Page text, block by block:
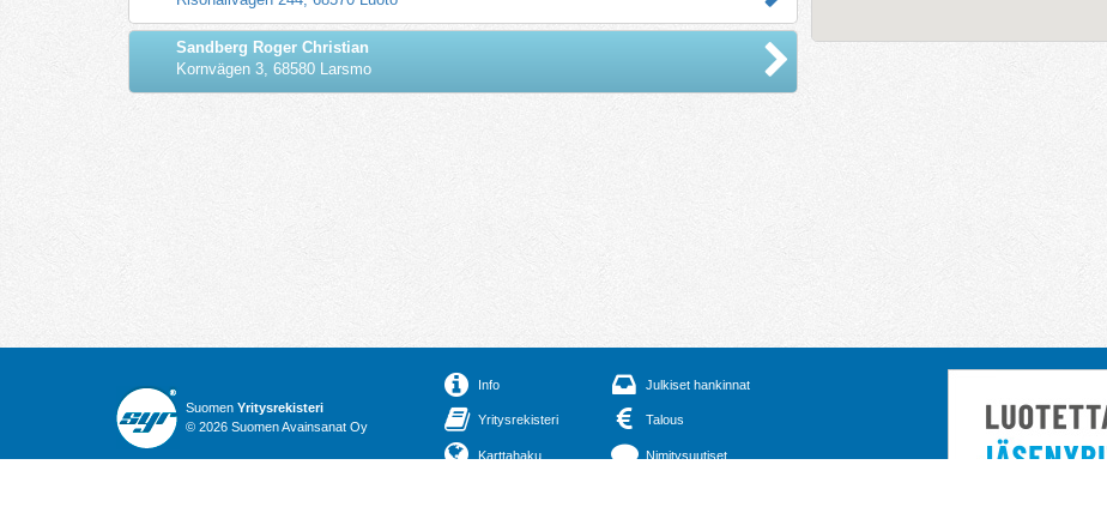
Sandberg Roger Christian
Kornvägen 3, 68580 Larsmo
Suomen Yritysrekisteri
© 2026 Suomen Avainsanat Oy
Info
Yritysrekisteri
Karttahaku
Julkiset hankinnat
Talous
Nimitysuutiset